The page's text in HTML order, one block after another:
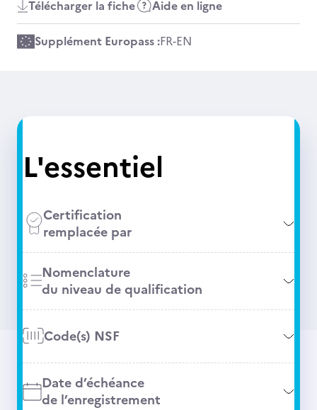
Télécharger la fiche Aide en ligne
Supplément Europass :FR-EN
L'essentiel
Certification
remplacée par
Nomenclature
du niveau de qualification
Code(s) NSF
Date d’échéance
de l’enregistrement